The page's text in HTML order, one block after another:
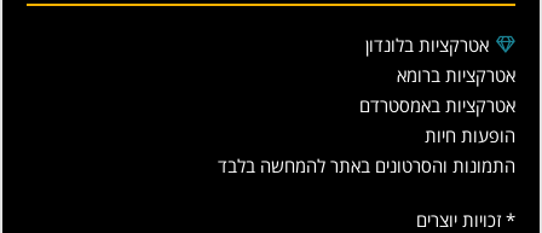
אטרקציות בלונדון
אטרקציות ברומא
אטרקציות באמסטרדם
הופעות חיות
התמונות והסרטונים באתר להמחשה בלבד
* זכויות יוצרים